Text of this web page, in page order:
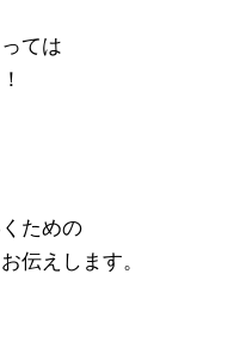
ては
ための
伝えします。